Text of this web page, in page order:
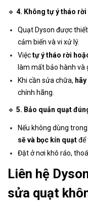
🔹 4. Không tự ý tháo
Quạt Dyson được
cảm biến và vi xử lý.
Việctự ý tháo rời
làm mất bảo hành và
Khi cần sửa chữa,
chính hãng.
🔹 5. Bảo quản quạt
Nếu không dùng
sẽ và bọc kín quạtđể
Đặt ở nơi khô ráo,
Liên hệ
sửa quạt